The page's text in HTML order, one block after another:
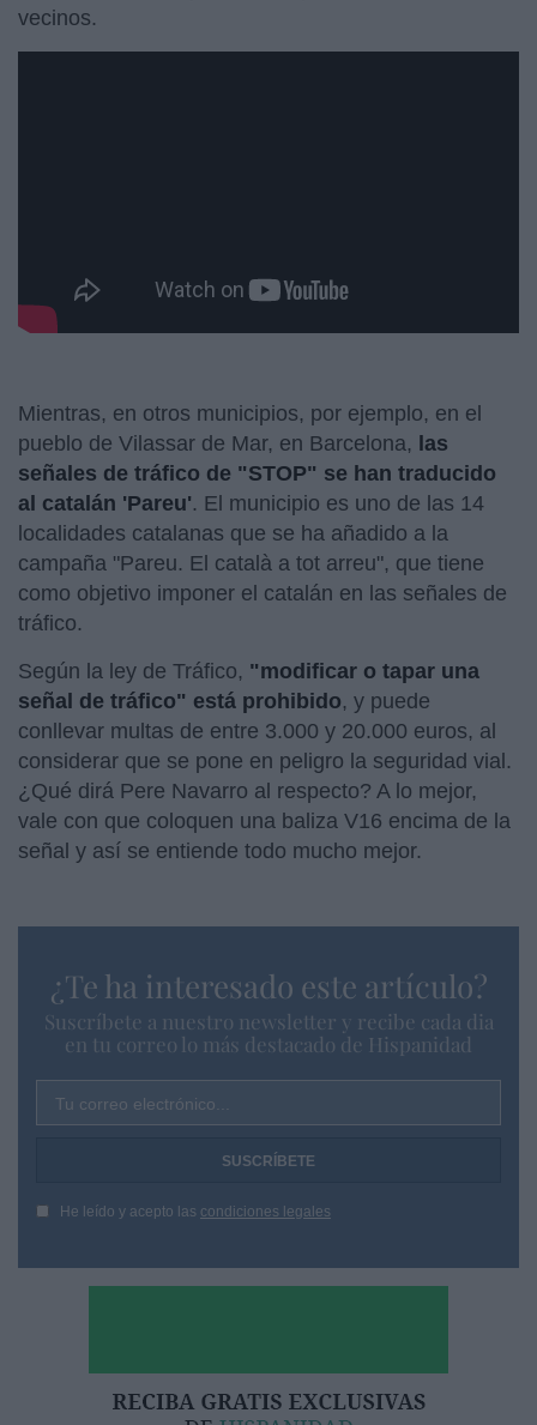
vecinos.
Mientras, en otros municipios, por ejemplo, en el
pueblo de Vilassar de Mar, en Barcelona, las
señales de tráfico de "STOP" se han traducido
al catalán 'Pareu'. El municipio es uno de las 14
localidades catalanas que se ha añadido a la
campaña "Pareu. El català a tot arreu", que tiene
como objetivo imponer el catalán en las señales de
tráfico.
Según la ley de Tráfico, "modificar o tapar una
señal de tráfico" está prohibido, y puede
conllevar multas de entre 3.000 y 20.000 euros, al
considerar que se pone en peligro la seguridad vial.
¿Qué dirá Pere Navarro al respecto? A lo mejor,
vale con que coloquen una baliza V16 encima de la
señal y así se entiende todo mucho mejor.
¿Te ha interesado este artículo?
Suscríbete a nuestro newsletter y recibe cada dia
en tu correo lo más destacado de Hispanidad
Tu correo electrónico...
He leído y acepto las condiciones legales